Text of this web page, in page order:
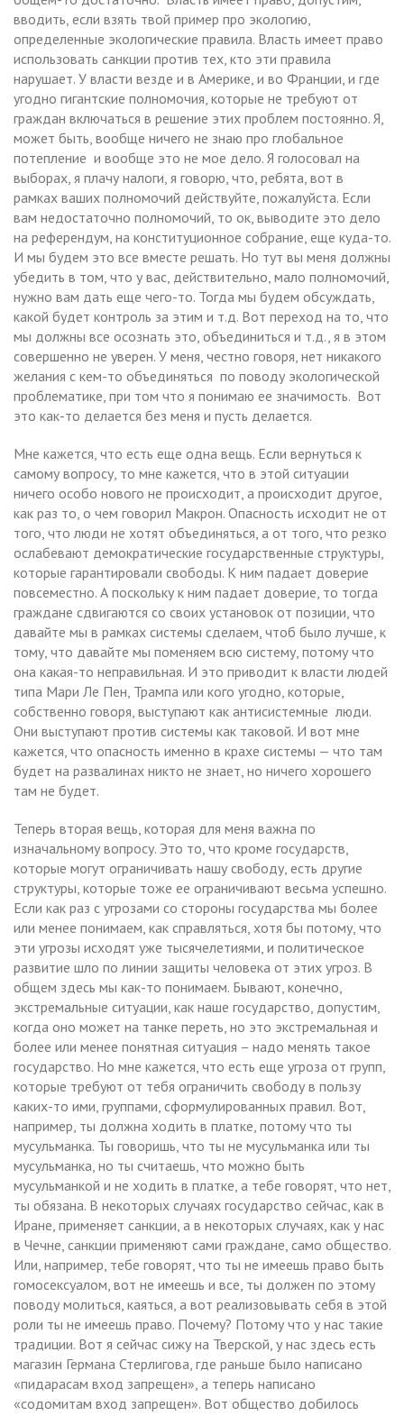
вводить, если взять твой пример про экологию,
определенные экологические правила. Власть имеет право
использовать санкции против тех, кто эти правила
нарушает. У власти везде и в Америке, и во Франции, и где
угодно гигантские полномочия, которые не требуют от
граждан включаться в решение этих проблем постоянно. Я,
может быть, вообще ничего не знаю про глобальное
потепление и вообще это не мое дело. Я голосовал на
выборах, я плачу налоги, я говорю, что, ребята, вот в
рамках ваших полномочий действуйте, пожалуйста. Если
вам недостаточно полномочий, то ок, выводите это дело
на референдум, на конституционное собрание, еще куда-то.
И мы будем это все вместе решать. Но тут вы меня должны
убедить в том, что у вас, действительно, мало полномочий,
нужно вам дать еще чего-то. Тогда мы будем обсуждать,
какой будет контроль за этим и т.д. Вот переход на то, что
мы должны все осознать это, объединиться и т.д., я в этом
совершенно не уверен. У меня, честно говоря, нет никакого
желания с кем-то объединяться по поводу экологической
проблематике, при том что я понимаю ее значимость. Вот
это как-то делается без меня и пусть делается.
Мне кажется, что есть еще одна вещь. Если вернуться к
самому вопросу, то мне кажется, что в этой ситуации
ничего особо нового не происходит, а происходит другое,
как раз то, о чем говорил Макрон. Опасность исходит не от
того, что люди не хотят объединяться, а от того, что резко
ослабевают демократические государственные структуры,
которые гарантировали свободы. К ним падает доверие
повсеместно. А поскольку к ним падает доверие, то тогда
граждане сдвигаются со своих установок от позиции, что
давайте мы в рамках системы сделаем, чтоб было лучше, к
тому, что давайте мы поменяем всю систему, потому что
она какая-то неправильная. И это приводит к власти людей
типа Мари Ле Пен, Трампа или кого угодно, которые,
собственно говоря, выступают как антисистемные люди.
Они выступают против системы как таковой. И вот мне
кажется, что опасность именно в крахе системы — что там
будет на развалинах никто не знает, но ничего хорошего
там не будет.
Теперь вторая вещь, которая для меня важна по
изначальному вопросу. Это то, что кроме государств,
которые могут ограничивать нашу свободу, есть другие
структуры, которые тоже ее ограничивают весьма успешно.
Если как раз с угрозами со стороны государства мы более
или менее понимаем, как справляться, хотя бы потому, что
эти угрозы исходят уже тысячелетиями, и политическое
развитие шло по линии защиты человека от этих угроз. В
общем здесь мы как-то понимаем. Бывают, конечно,
экстремальные ситуации, как наше государство, допустим,
когда оно может на танке переть, но это экстремальная и
более или менее понятная ситуация – надо менять такое
государство. Но мне кажется, что есть еще угроза от групп,
которые требуют от тебя ограничить свободу в пользу
каких-то ими, группами, сформулированных правил. Вот,
например, ты должна ходить в платке, потому что ты
мусульманка. Ты говоришь, что ты не мусульманка или ты
мусульманка, но ты считаешь, что можно быть
мусульманкой и не ходить в платке, а тебе говорят, что нет,
ты обязана. В некоторых случаях государство сейчас, как в
Иране, применяет санкции, а в некоторых случаях, как у нас
в Чечне, санкции применяют сами граждане, само общество.
Или, например, тебе говорят, что ты не имеешь право быть
гомосексуалом, вот не имеешь и все, ты должен по этому
поводу молиться, каяться, а вот реализовывать себя в этой
роли ты не имеешь право. Почему? Потому что у нас такие
традиции. Вот я сейчас сижу на Тверской, у нас здесь есть
магазин Германа Стерлигова, где раньше было написано
«пидарасам вход запрещен», а теперь написано
«содомитам вход запрещен». Вот общество добилось